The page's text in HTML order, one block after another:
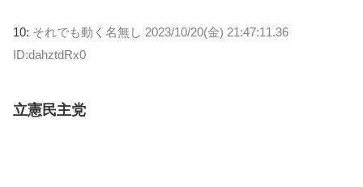
10: それでも動く名無し 2023/10/20(金) 21:47:11.36
ID:dahztdRx0
立憲民主党